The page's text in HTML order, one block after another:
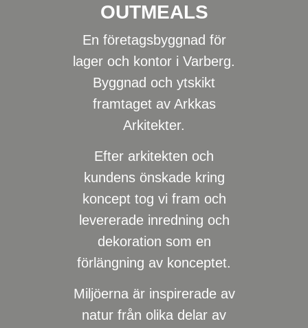
OUTMEALS
En företagsbyggnad för
lager och kontor i Varberg.
Byggnad och ytskikt
framtaget av Arkkas
Arkitekter.
Efter arkitekten och
kundens önskade kring
koncept tog vi fram och
levererade inredning och
dekoration som en
förlängning av konceptet.
Miljöerna är inspirerade av
natur från olika delar av